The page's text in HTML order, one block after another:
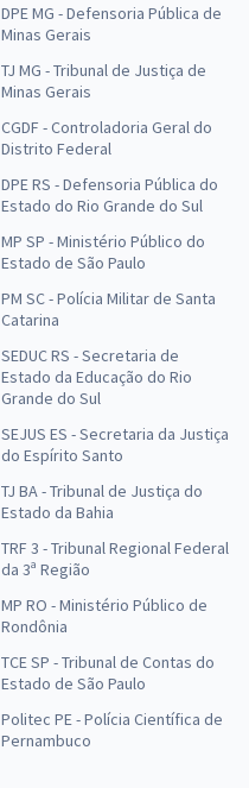
DPE MG - Defensoria Pública de
Minas Gerais
TJ MG - Tribunal de Justiça de
Minas Gerais
CGDF - Controladoria Geral do
Distrito Federal
DPE RS - Defensoria Pública do
Estado do Rio Grande do Sul
MP SP - Ministério Público do
Estado de São Paulo
PM SC - Polícia Militar de Santa
Catarina
SEDUC RS - Secretaria de
Estado da Educação do Rio
Grande do Sul
SEJUS ES - Secretaria da Justiça
do Espírito Santo
TJ BA - Tribunal de Justiça do
Estado da Bahia
TRF 3 - Tribunal Regional Federal
da 3ª Região
MP RO - Ministério Público de
Rondônia
TCE SP - Tribunal de Contas do
Estado de São Paulo
Politec PE - Polícia Científica de
Pernambuco